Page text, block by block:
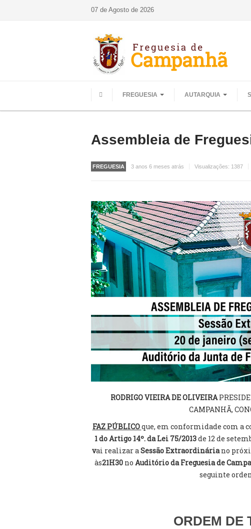
07 de Agosto de 2026
FREGUESIA AUTARQUIA
Assembleia de
FREGUESIA 3 anos 6 meses atrás Visualizações: 1387
RODRIGO VIEIRA DE OLIVEIRA
CAMPANHÃ,
FAZ PÚBLICOque, em conformidade com a
1 do Artigo 14º. da Lei 75/2013de 12 de
vai realizar aSessão Extraordináriano
às21H30 no Auditório da Freguesia de
seguinte
ORDEM DE